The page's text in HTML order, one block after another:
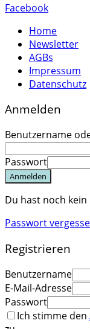
Facebook
Home
Newsletter
AGBs
Impressum
Datenschutz
Anmelden
Benutzername
Passwort
Anmelden
Du hast noch
Passwort
Registrieren
Benutzername
E-Mail-Adresse
Passwort
Ich stimme den